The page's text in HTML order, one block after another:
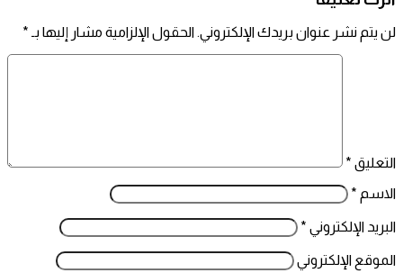
لن يتم نشر عنوان بريدك الإلكتروني.الحقول الإلزامية مشار إليها بـ *
التعليق *
الاسم *
البريد الإلكتروني *
الموقع الإلكتروني